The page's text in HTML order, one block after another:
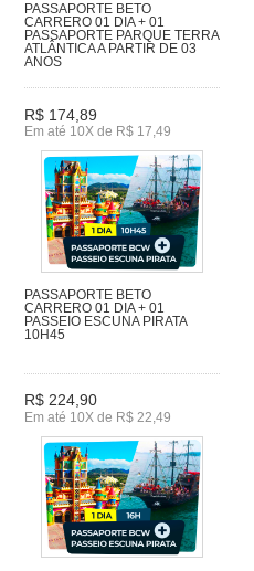
PASSAPORTE BETO
CARRERO 01 DIA + 01
PASSAPORTE PARQUE TERRA
ATLÂNTICA A PARTIR DE 03
ANOS
R$ 174,89
Em até 10X de R$ 17,49
PASSAPORTE BETO
CARRERO 01 DIA + 01
PASSEIO ESCUNA PIRATA
10H45
R$ 224,90
Em até 10X de R$ 22,49